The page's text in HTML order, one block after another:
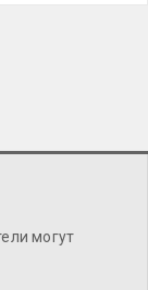
могут